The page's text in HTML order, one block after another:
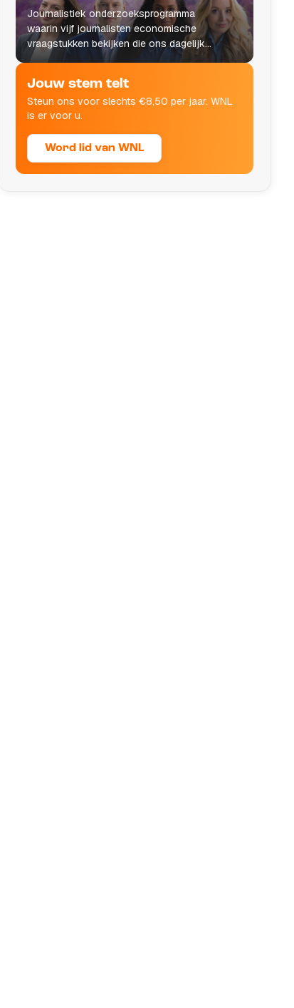
Journalistiek onderzoeksprogramma
waarin vijf journalisten economische
vraagstukken bekijken die ons dagelijks
leven raken.
Jouw stem telt
Steun ons voor slechts €8,50 per jaar. WNL
is er voor u.
Word lid van WNL